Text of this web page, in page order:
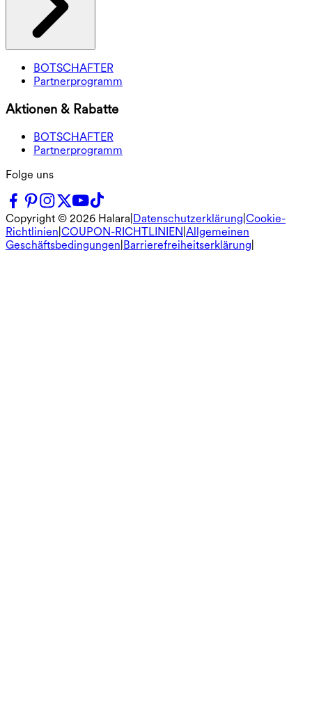
BOTSCHAFTER
Partnerprogramm
Aktionen & Rabatte
BOTSCHAFTER
Partnerprogramm
Folge uns
Copyright © 2026 Halara Datenschutzerklärung Cookie-
Richtlinien COUPON-RICHTLINIEN Allgemeinen
Geschäftsbedingungen Barrierefreiheitserklärung